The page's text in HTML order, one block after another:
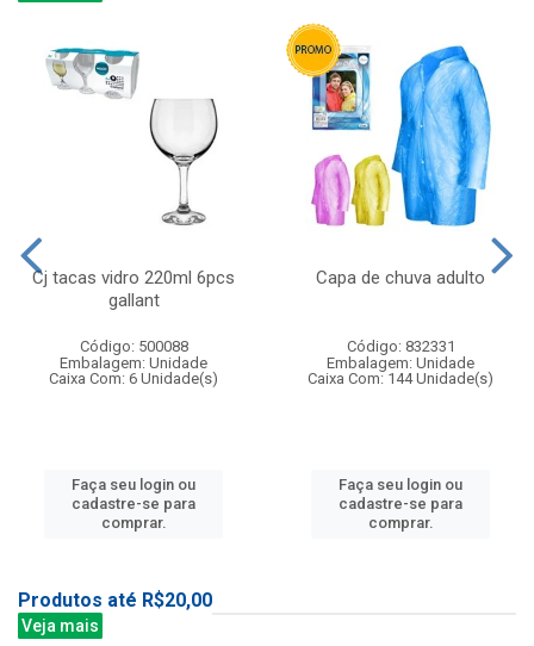
Cj tacas vidro 220ml 6pcs
gallant
Código: 500088
Embalagem: Unidade
Caixa Com: 6 Unidade(s)
Faça seu login ou
cadastre-se para
comprar.
Capa de chuva adulto
Código: 832331
Embalagem: Unidade
Caixa Com: 144 Unidade(s)
Faça seu login ou
cadastre-se para
comprar.
Produtos até R$20,00
Veja mais